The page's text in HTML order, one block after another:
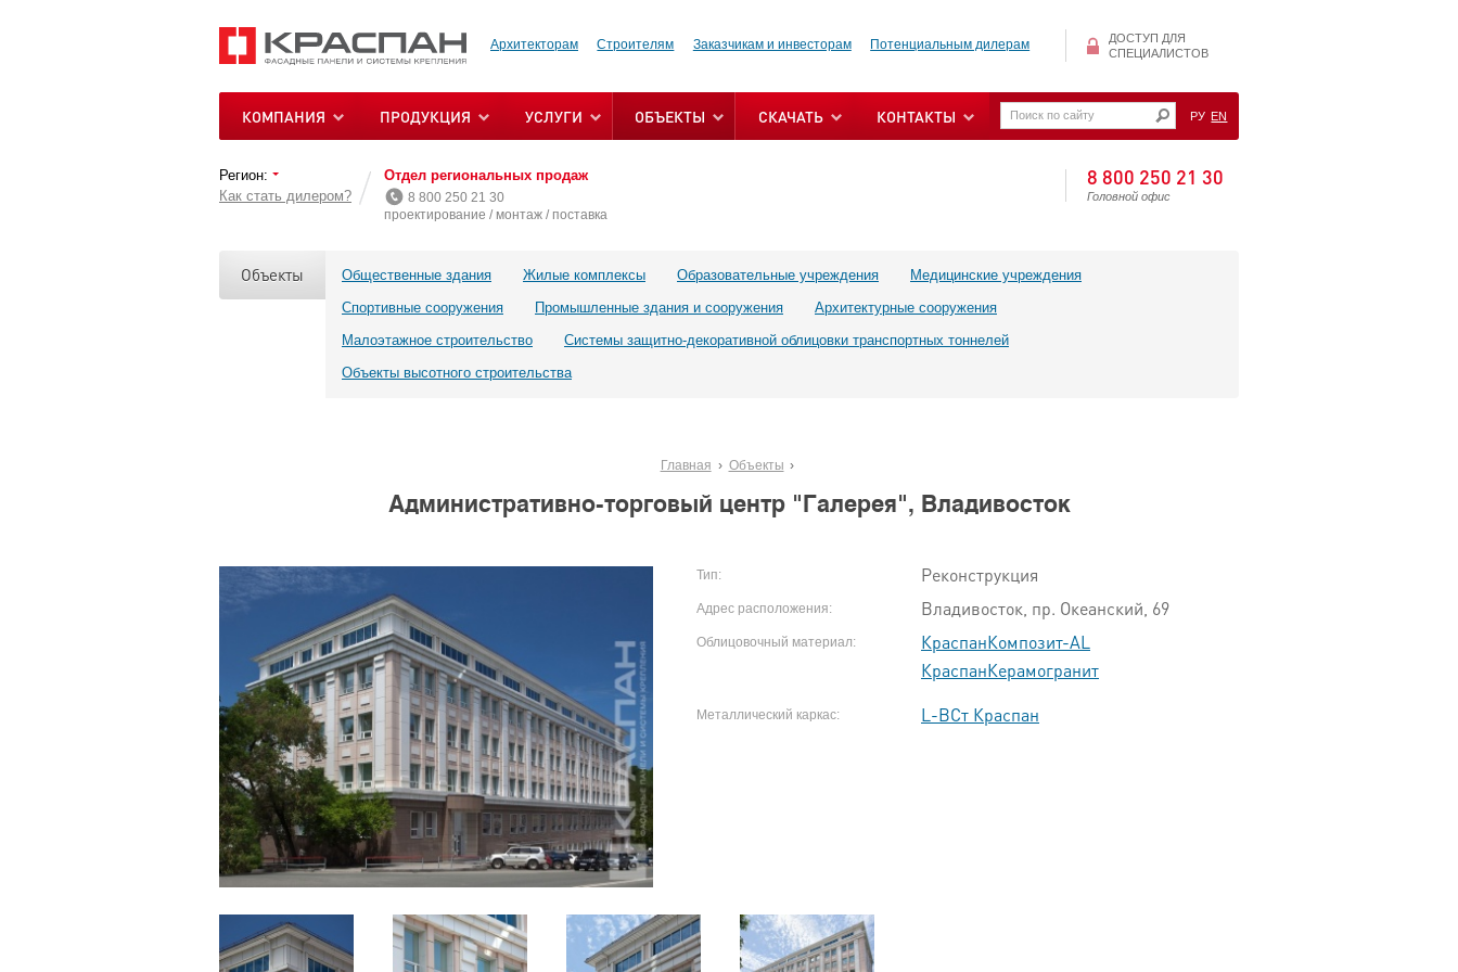
Архитекторам Строителям Заказчикам и инвесторам Потенциальным дилерам
ДОСТУП ДЛЯ
СПЕЦИАЛИСТОВ
КОМПАНИЯ ПРОДУКЦИЯ УСЛУГИ ОБЪЕКТЫ СКАЧАТЬ КОНТАКТЫ РУ EN
Регион:
Как стать дилером?
Отдел региональных продаж
8 800 250 21 30
проектирование / монтаж / поставка
8 800 250 21 30
Головной офис
Объекты Общественные здания Жилые комплексы Образовательные учреждения
Медицинские учреждения
Спортивные сооружения
Промышленные здания и сооружения
Архитектурные сооружения
Малоэтажное строительство
Системы защитно-декоративной облицовки транспортных тоннелей
Объекты высотного строительства
Главная Объекты
Административно-торговый центр "Галерея", Владивосток
Тип: Реконструкция
Адрес расположения: Владивосток, пр. Океанский, 69
Облицовочный материал:
КраспанКомпозит-AL
КраспанКерамогранит
Металлический каркас: L-ВСт Краспан